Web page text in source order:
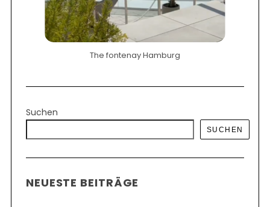
The fontenay Hamburg
Suchen
SUCHEN
NEUESTE BEITRÄGE